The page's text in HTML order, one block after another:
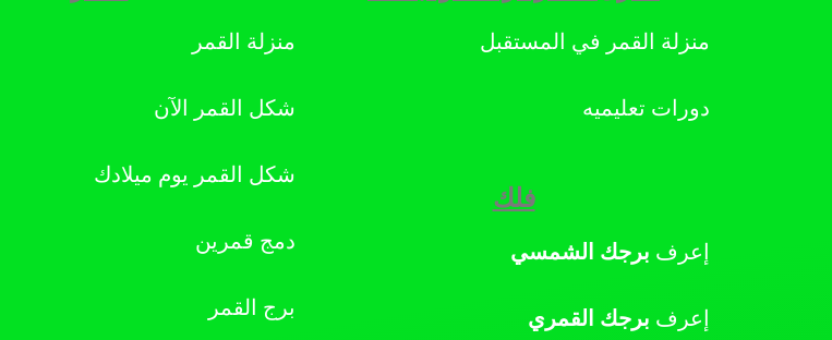
منزلة القمر في المستقبل
دورات تعليميه
فلك
إعرف برجك الشمسي
إعرف برجك القمري
منزلة القمر
شكل القمر الآن
شكل القمر يوم ميلادك
دمج قمرين
برج القمر